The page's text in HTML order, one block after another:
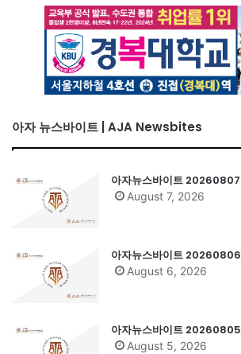
아자 뉴스바이트 | AJA Newsbites
아자뉴스바이트 20260807
August 7, 2026
아자뉴스바이트 20260806
August 6, 2026
아자뉴스바이트 20260805
August 5, 2026